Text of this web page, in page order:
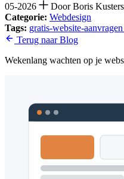
05-2026
Door Boris
Categorie: Webdesign
Tags: gratis-website-aanvragen
Terug naar Blog
Wekenlang wachten op je